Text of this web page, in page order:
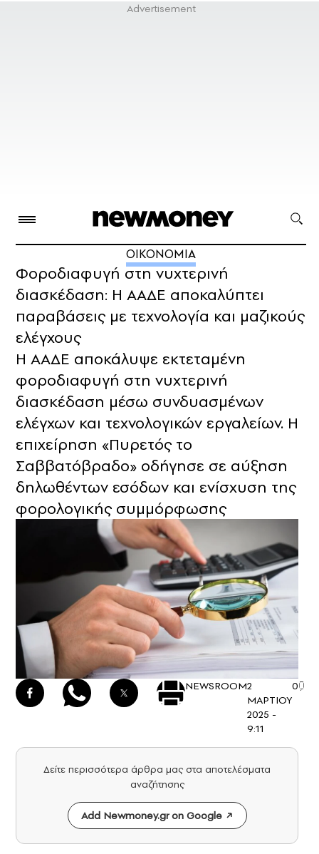
ΟΙΚΟΝΟΜΙΑ
Φοροδιαφυγή στη νυχτερινή
διασκέδαση: Η ΑΑΔΕ αποκαλύπτει
παραβάσεις με τεχνολογία και μαζικούς
ελέγχους
Η ΑΑΔΕ αποκάλυψε εκτεταμένη
φοροδιαφυγή στη νυχτερινή
διασκέδαση μέσω συνδυασμένων
ελέγχων και τεχνολογικών εργαλείων. Η
επιχείρηση «Πυρετός το
Σαββατόβραδο» οδήγησε σε αύξηση
δηλωθέντων εσόδων και ενίσχυση της
φορολογικής συμμόρφωσης
NEWSROOM2
ΜΑΡΤΙΟΥ
2025 -
9:11
0
Δείτε περισσότερα άρθρα μας στα αποτελέσματα
αναζήτησης
Add Newmoney.gr on Google